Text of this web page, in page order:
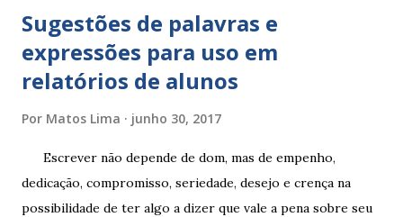
Sugestões de palavras e
expressões para uso em
relatórios de alunos
Por Matos Lima junho 30, 2017
Escrever não depende de dom, mas de empenho,
dedicação, compromisso, seriedade, desejo e crença na
possibilidade de ter algo a dizer que vale a pena sobre seu